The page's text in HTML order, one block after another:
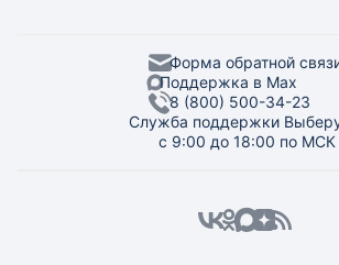
Форма обратной
Поддержка в Max
8 (800) 500-34-23
Служба поддержки
с 9:00 до 18:00 по МСК